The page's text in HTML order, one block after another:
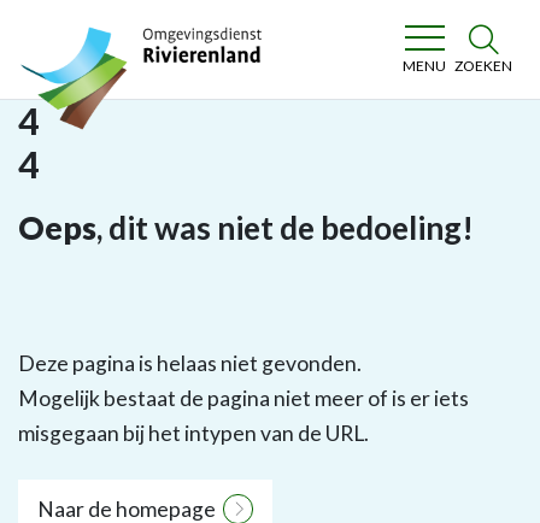
Omgevingsdienst Rivierenland
MENU ZOEKEN
4
4
Oeps, dit was niet de bedoeling!
Deze pagina is helaas niet gevonden.
Mogelijk bestaat de pagina niet meer of is er iets
misgegaan bij het intypen van de URL.
Naar de homepage